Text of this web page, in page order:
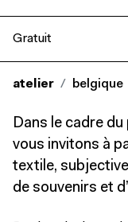
Gratuit
atelier belgique
Dans le cadre
vous invitons à
textile,
de souvenirs et